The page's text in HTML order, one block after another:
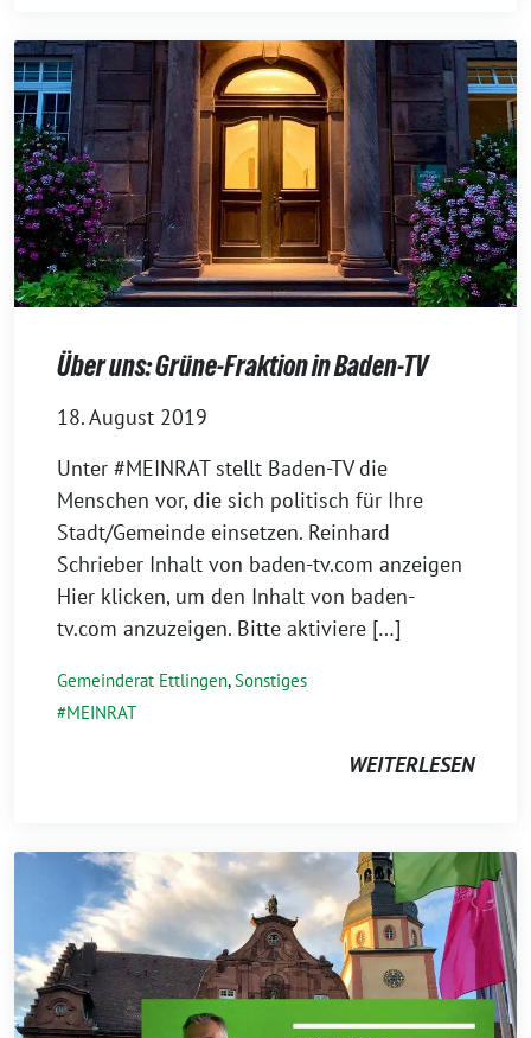
Über uns: Grüne-Fraktion in Baden-TV
18. August 2019
Unter #MEINRAT stellt Baden-TV die
Menschen vor, die sich politisch für Ihre
Stadt/Gemeinde einsetzen. Reinhard
Schrieber Inhalt von baden-tv.com anzeigen
Hier klicken, um den Inhalt von baden-
tv.com anzuzeigen. Bitte aktiviere […]
Gemeinderat Ettlingen,Sonstiges
MEINRAT
WEITERLESEN